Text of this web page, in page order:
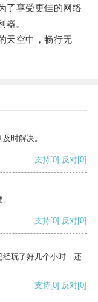
享受更佳的网络
器。
空中，畅行无
时解决。
支持[0] 反对[0]
支持[0] 反对[0]
玩了好几个小时，还
支持[0] 反对[0]